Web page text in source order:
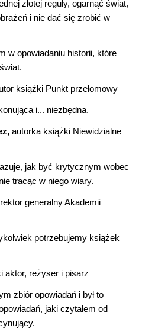
złotej reguły, ogarnąć świat,
i nie dać się zrobić w
w opowiadaniu historii, które
książki Punkt przełomowy
i... niezbędna.
autorka książki Niewidzialne
jak być krytycznym wobec
tracąc w niego wiary.
generalny Akademii
potrzebujemy książek
aktor, reżyser i pisarz
zbiór opowiadań i był to
jaki czytałem od